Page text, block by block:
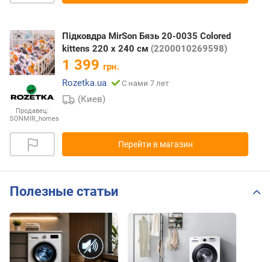
Продавец:
SONMIR_homes
Підковдра MirSon Бязь 20-0035 Colored
kittens 220 x 240 см (2200010269598)
1 399 грн.
Rozetka.ua
С нами 7 лет
(Киев)
Перейти в магазин
Полезные статьи